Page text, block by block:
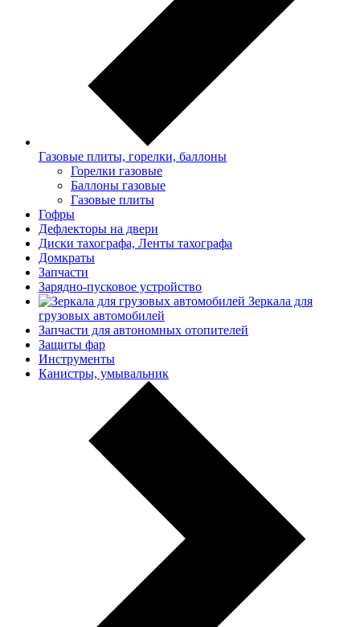
Газовые плиты, горелки, баллоны
Горелки газовые
Баллоны газовые
Газовые плиты
Гофры
Дефлекторы на двери
Диски тахографа, Ленты тахографа
Домкраты
Запчасти
Зарядно-пусковое устройство
Зеркала для
грузовых автомобилей
Запчасти для автономных отопителей
Защиты фар
Инструменты
Канистры, умывальник